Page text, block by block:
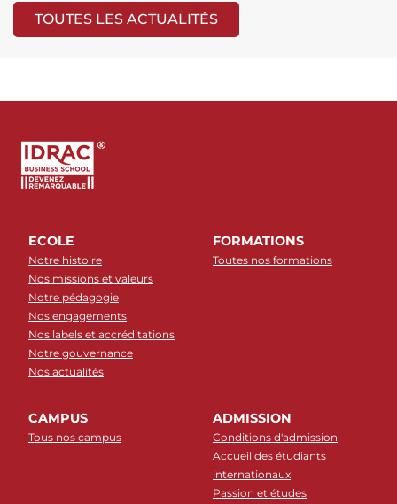
TOUTES LES ACTUALITÉS
ECOLE
Notre histoire
Nos missions et valeurs
Notre pédagogie
Nos engagements
Nos labels et accréditations
Notre gouvernance
Nos actualités
FORMATIONS
Toutes nos formations
CAMPUS
Tous nos campus
ADMISSION
Conditions d'admission
Accueil des étudiants
internationaux
Passion et études